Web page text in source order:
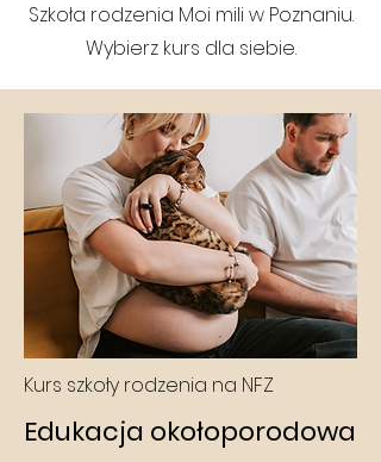
Szkoła rodzenia Moi mili w Poznaniu.
Wybierz kurs dla siebie.
Kurs szkoły rodzenia na NFZ
Edukacja okołoporodowa